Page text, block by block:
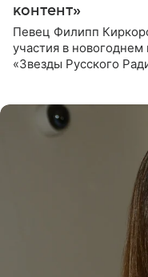
контент»
Певец Филипп
участия в
«Звезды Русского